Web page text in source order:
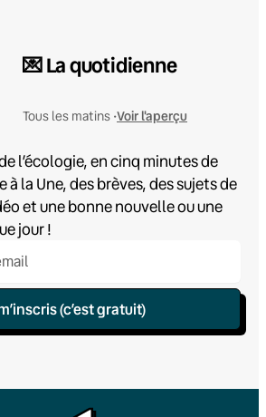
💌 La quotidienne
Tous les matins •Voir l'aperçu
l’écologie, en cinq minutes de
la Une, des brèves, des sujets de
et une bonne nouvelle ou une
jour !
(c’est gratuit)